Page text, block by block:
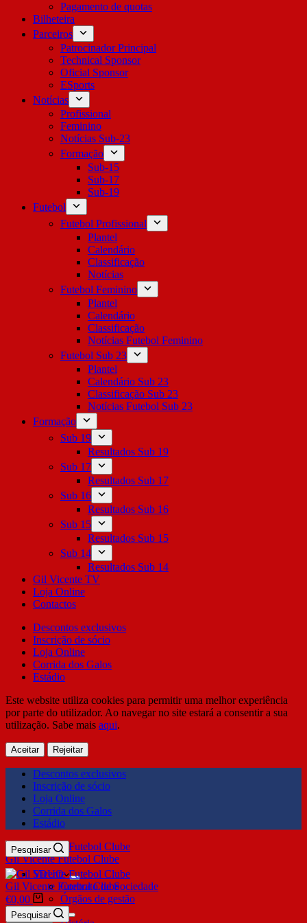
Pagamento de quotas
Bilheteira
Parceiros
Patrocinador Principal
Technical Sponsor
Oficial Sponsor
ESports
Notícias
Profissional
Feminino
Notícias Sub-23
Formação
Sub-15
Sub-17
Sub-19
Futebol
Futebol Profissional
Plantel
Calendário
Classificação
Notícias
Futebol Feminino
Plantel
Calendário
Classificação
Notícias Futebol Feminino
Futebol Sub 23
Plantel
Calendário Sub 23
Classificação Sub 23
Notícias Futebol Sub 23
Formação
Sub 19
Resultados Sub 19
Sub 17
Resultados Sub 17
Sub 16
Resultados Sub 16
Sub 15
Resultados Sub 15
Sub 14
Resultados Sub 14
Gil Vicente TV
Loja Online
Contactos
Descontos exclusivos
Inscrição de sócio
Loja Online
Corrida dos Galos
Estádio
Este website utiliza cookies para permitir uma melhor experiência
por parte do utilizador. Ao navegar no site estará a consentir a sua
utilização. Sabe mais aqui.
Aceitar Rejeitar
Descontos exclusivos
Inscrição de sócio
Loja Online
Corrida dos Galos
Estádio
Gil Vicente Futebol Clube
Pesquisar
SDUQ
Contrato de Sociedade
Órgãos de gestão
Clube
Gil Vicente Futebol Clube
€0,00
Pesquisar